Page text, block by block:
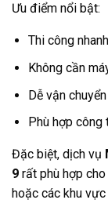
Ưu điểm nổi bật:
Thi công
Không cần
Dễ vận chuyển
Phù hợp công
Đặc biệt, dịch vụ
9 rất phù hợp
hoặc các khu vực